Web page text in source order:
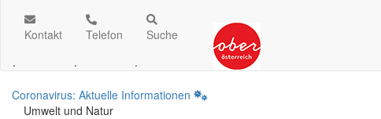
Kontakt
.
Telefon
.
Suche
.
Coronavirus: Aktuelle Informationen
Umwelt und Natur